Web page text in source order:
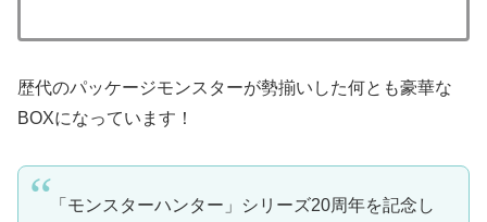
歴代のパッケージモンスターが勢揃いした何とも豪華な
BOXになっています！
「モンスターハンター」シリーズ20周年を記念し